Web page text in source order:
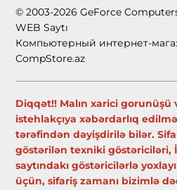
© 2003-2026 GeForce
WEB Saytı
Компьютерный интернет-
CompStore.az
Diqqət!! Malın xarici
istehlakçıya xəbərdarlıq
tərəfindən dəyişdirilə bilər.
göstərilən texniki göstəriciləri,
saytındakı göstəricilərlə
üçün, sifariş zamanı bizimlə